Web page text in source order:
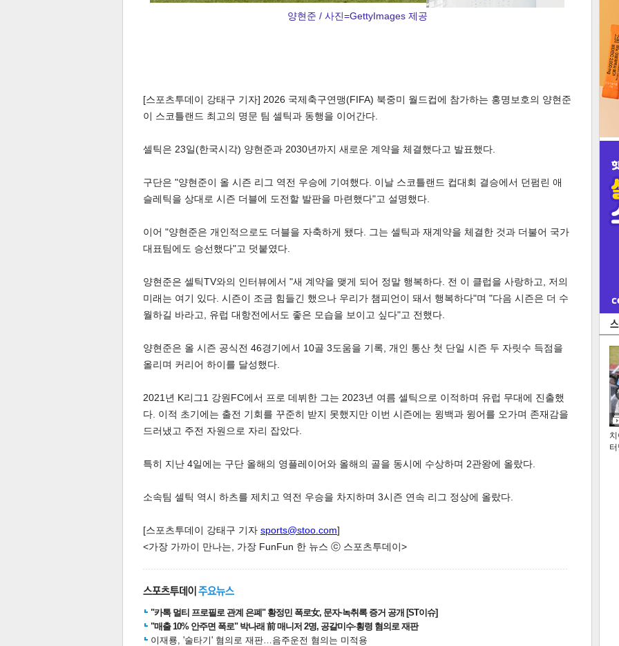
스북 터 공 공유 버블
달기
양현준 / 사진=GettyImages 제공
[스포츠투데이 강태구 기자] 2026 국제축구연맹(FIFA) 북중미 월드컵에 참가하는 홍명보호의 양현준
이 스코틀랜드 최고의 명문 팀 셀틱과 동행을 이어간다.
셀틱은 23일(한국시각) 양현준과 2030년까지 새로운 계약을 체결했다고 발표했다.
구단은 "양현준이 올 시즌 리그 역전 우승에 기여했다. 이날 스코틀랜드 컵대회 결승에서 던펌린 애
슬레틱을 상대로 시즌 더블에 도전할 발판을 마련했다"고 설명했다.
이어 "양현준은 개인적으로도 더블을 자축하게 됐다. 그는 셀틱과 재계약을 체결한 것과 더불어 국가
대표팀에도 승선했다"고 덧붙였다.
양현준은 셀틱TV와의 인터뷰에서 "새 계약을 맺게 되어 정말 행복하다. 전 이 클럽을 사랑하고, 저의
미래는 여기 있다. 시즌이 조금 힘들긴 했으나 우리가 챔피언이 돼서 행복하다"며 "다음 시즌은 더 수
월하길 바라고, 유럽 대항전에서도 좋은 모습을 보이고 싶다"고 전했다.
양현준은 올 시즌 공식전 46경기에서 10골 3도움을 기록, 개인 통산 첫 단일 시즌 두 자릿수 득점을
올리며 커리어 하이를 달성했다.
2021년 K리그1 강원FC에서 프로 데뷔한 그는 2023년 여름 셀틱으로 이적하며 유럽 무대에 진출했
다. 이적 초기에는 출전 기회를 꾸준히 받지 못했지만 이번 시즌에는 윙백과 윙어를 오가며 존재감을
드러냈고 주전 자원으로 자리 잡았다.
특히 지난 4일에는 구단 올해의 영플레이어와 올해의 골을 동시에 수상하며 2관왕에 올랐다.
소속팀 셀틱 역시 하츠를 제치고 역전 우승을 차지하며 3시즌 연속 리그 정상에 올랐다.
[스포츠투데이 강태구 기자 sports@stoo.com]
<가장 가까이 만나는, 가장 FunFun 한 뉴스 ⓒ 스포츠투데이>
"카톡 멀티 프로필로 관계 은폐" 황정민 폭로女, 문자·녹취록 증거 공개 [ST이슈]
"매출 10% 안주면 폭로" 박나래 前 매니저 2명, 공갈미수·횡령 혐의로 재판
이재룡, '술타기' 혐의로 재판…음주운전 혐의는 미적용